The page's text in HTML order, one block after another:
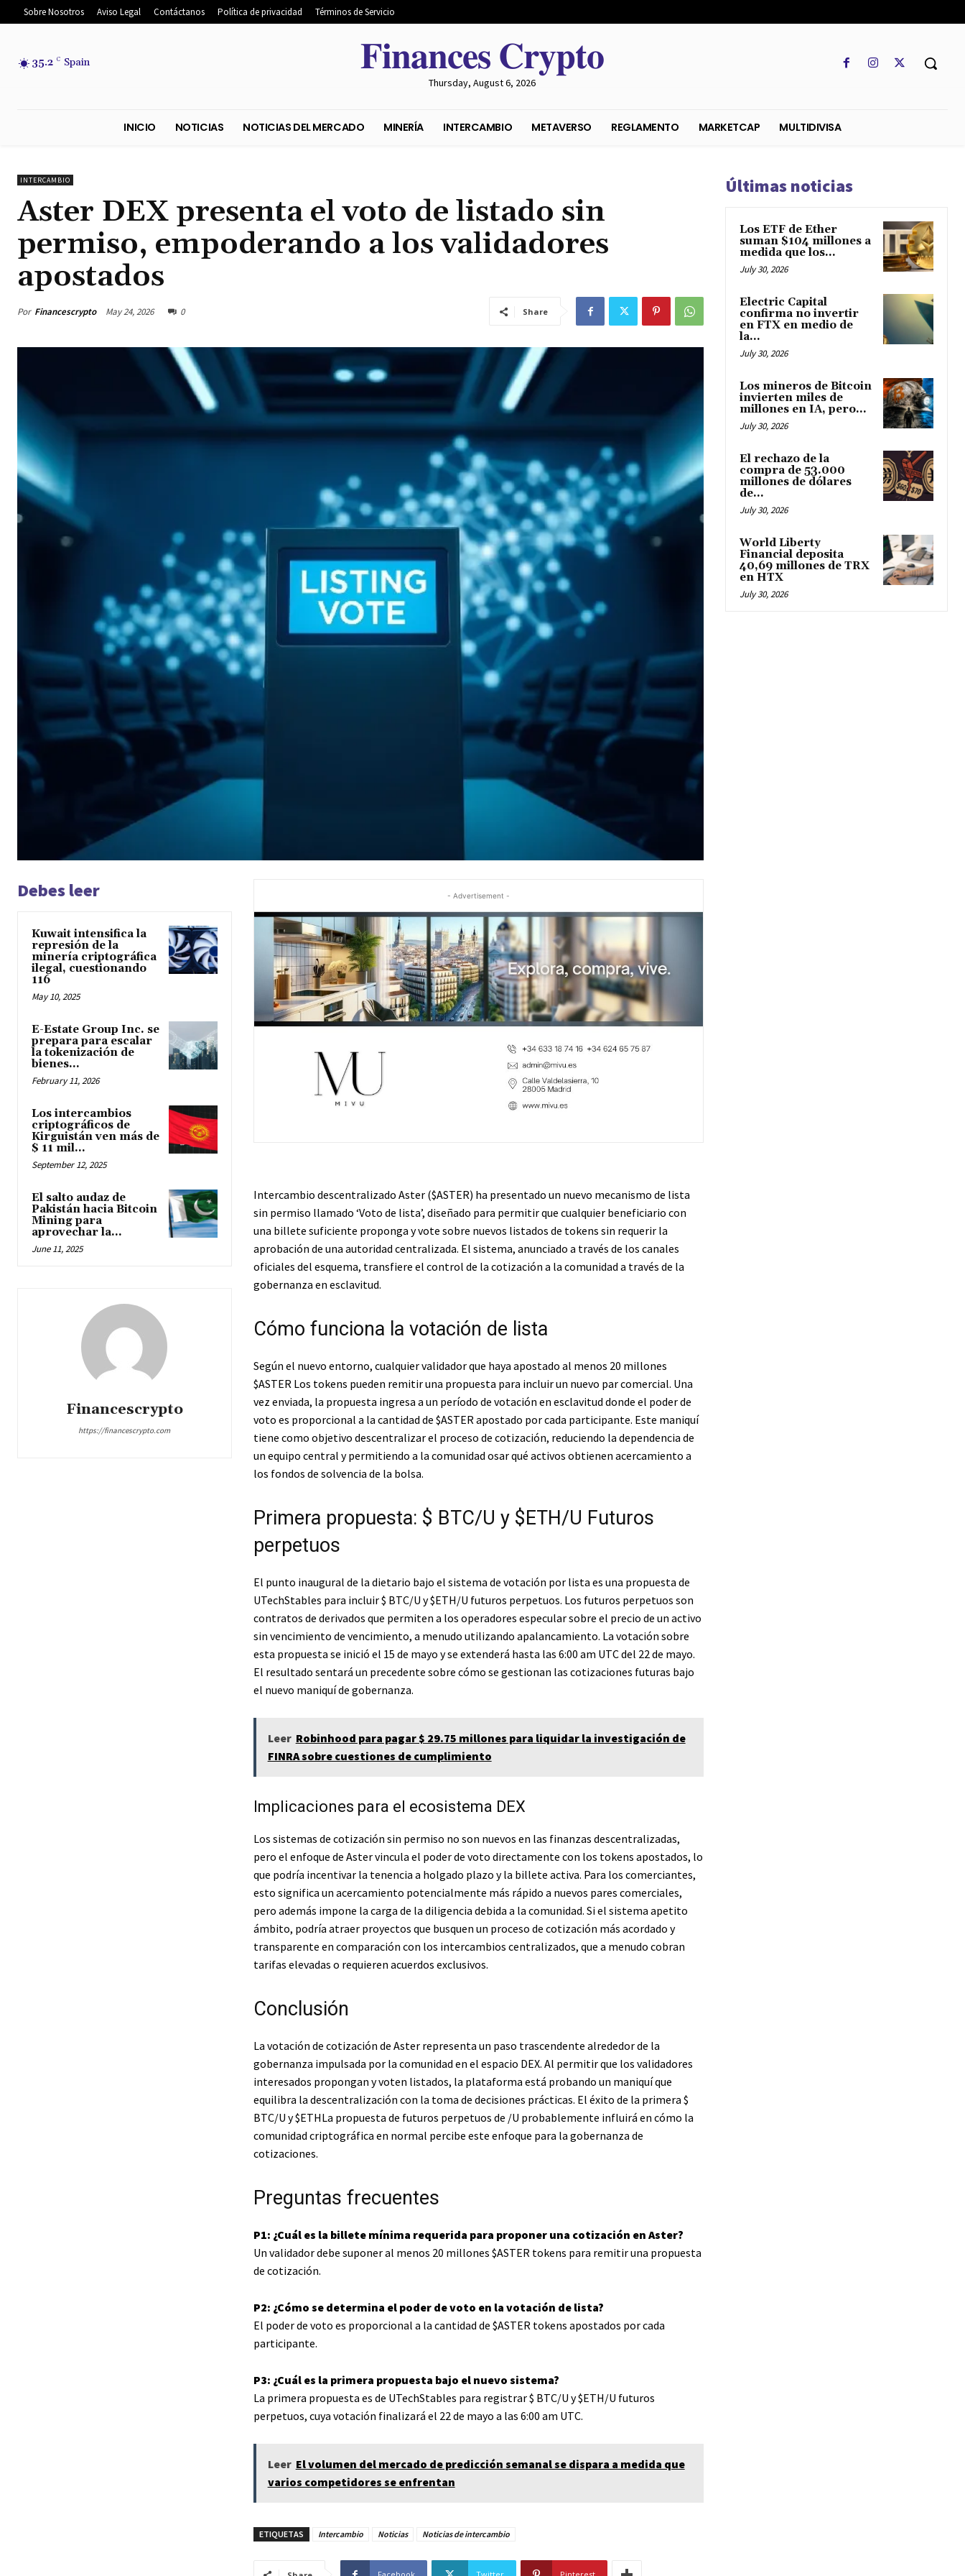
Sobre Nosotros Aviso Legal Contáctanos Política de privacidad Términos de Servicio
35.2 C Spain 𝐅𝐢𝐧𝐚𝐧𝐜𝐞𝐬 𝐂𝐫𝐲𝐩𝐭𝐨
Thursday, August 6, 2026
INTERCAMBIO
Aster DEX presenta el voto de listado sin
permiso, empoderando a los validadores
apostados
Por Financescrypto May 24, 2026 0 Share
Debes leer
Kuwait intensifica la
represión de la
minería criptográfica
ilegal, cuestionando
116
May 10, 2025
E-Estate Group Inc. se
prepara para escalar
la tokenización de
bienes...
February 11, 2026
Los intercambios
criptográficos de
Kirguistán ven más de
$ 11 mil...
September 12, 2025
El salto audaz de
Pakistán hacia Bitcoin
Mining para
aprovechar la...
June 11, 2025
Financescrypto
https://financescrypto.com
- Advertisement -
Intercambio descentralizado Aster ($ASTER) ha presentado un nuevo mecanismo de lista
sin permiso llamado ‘Voto de lista’, diseñado para permitir que cualquier beneficiario con
una billete suficiente proponga y vote sobre nuevos listados de tokens sin requerir la
aprobación de una autoridad centralizada. El sistema, anunciado a través de los canales
oficiales del esquema, transfiere el control de la cotización a la comunidad a través de la
gobernanza en esclavitud.
Cómo funciona la votación de lista
Según el nuevo entorno, cualquier validador que haya apostado al menos 20 millones
$ASTERLos tokens pueden remitir una propuesta para incluir un nuevo par comercial. Una
vez enviada, la propuesta ingresa a un período de votación en esclavitud donde el poder de
voto es proporcional a la cantidad de $ASTERapostado por cada participante. Este maniquí
tiene como objetivo descentralizar el proceso de cotización, reduciendo la dependencia de
un equipo central y permitiendo a la comunidad osar qué activos obtienen acercamiento a
los fondos de solvencia de la bolsa.
Primera propuesta: $ BTC/U y $ETH/U Futuros
perpetuos
El punto inaugural de la dietario bajo el sistema de votación por lista es una propuesta de
UTechStables para incluir$ BTC/U y$ETH/U futuros perpetuos. Los futuros perpetuos son
contratos de derivados que permiten a los operadores especular sobre el precio de un activo
sin vencimiento de vencimiento, a menudo utilizando apalancamiento. La votación sobre
esta propuesta se inició el 15 de mayo y se extenderá hasta las 6:00 am UTC del 22 de mayo.
El resultado sentará un precedente sobre cómo se gestionan las cotizaciones futuras bajo
el nuevo maniquí de gobernanza.
Leer Robinhood para pagar $ 29.75 millones para liquidar la investigación de
FINRA sobre cuestiones de cumplimiento
Implicaciones para el ecosistema DEX
Los sistemas de cotización sin permiso no son nuevos en las finanzas descentralizadas,
pero el enfoque de Aster vincula el poder de voto directamente con los tokens apostados, lo
que podría incentivar la tenencia a holgado plazo y la billete activa. Para los comerciantes,
esto significa un acercamiento potencialmente más rápido a nuevos pares comerciales,
pero además impone la carga de la diligencia debida a la comunidad. Si el sistema apetito
ámbito, podría atraer proyectos que busquen un proceso de cotización más acordado y
transparente en comparación con los intercambios centralizados, que a menudo cobran
tarifas elevadas o requieren acuerdos exclusivos.
Conclusión
La votación de cotización de Aster representa un paso trascendente alrededor de la
gobernanza impulsada por la comunidad en el espacio DEX. Al permitir que los validadores
interesados ​​propongan y voten listados, la plataforma está probando un maniquí que
equilibra la descentralización con la toma de decisiones prácticas. El éxito de la primera $
BTC/U y$ETHLa propuesta de futuros perpetuos de /U probablemente influirá en cómo la
comunidad criptográfica en normal percibe este enfoque para la gobernanza de
cotizaciones.
Preguntas frecuentes
P1: ¿Cuál es la billete mínima requerida para proponer una cotización en Aster?
Un validador debe suponer al menos 20 millones $ASTERtokens para remitir una propuesta
de cotización.
P2: ¿Cómo se determina el poder de voto en la votación de lista?
El poder de voto es proporcional a la cantidad de $ASTERtokens apostados por cada
participante.
P3: ¿Cuál es la primera propuesta bajo el nuevo sistema?
La primera propuesta es de UTechStables para registrar$ BTC/U y$ETH/U futuros
perpetuos, cuya votación finalizará el 22 de mayo a las 6:00 am UTC.
Leer El volumen del mercado de predicción semanal se dispara a medida que
varios competidores se enfrentan
ETIQUETAS Intercambio Noticias Noticias de intercambio
Últimas noticias
Los ETF de Ether
suman $104 millones a
medida que los...
July 30, 2026
Electric Capital
confirma no invertir
en FTX en medio de
la...
July 30, 2026
Los mineros de Bitcoin
invierten miles de
millones en IA, pero...
July 30, 2026
El rechazo de la
compra de 53.000
millones de dólares
de...
July 30, 2026
World Liberty
Financial deposita
40,69 millones de TRX
en HTX
July 30, 2026